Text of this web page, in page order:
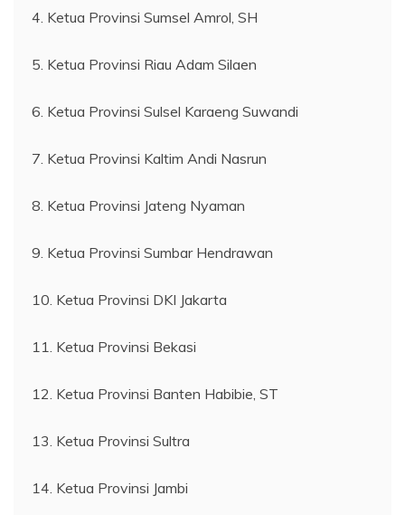
4. Ketua Provinsi Sumsel Amrol, SH
5. Ketua Provinsi Riau Adam Silaen
6. Ketua Provinsi Sulsel Karaeng Suwandi
7. Ketua Provinsi Kaltim Andi Nasrun
8. Ketua Provinsi Jateng Nyaman
9. Ketua Provinsi Sumbar Hendrawan
10. Ketua Provinsi DKI Jakarta
11. Ketua Provinsi Bekasi
12. Ketua Provinsi Banten Habibie, ST
13. Ketua Provinsi Sultra
14. Ketua Provinsi Jambi